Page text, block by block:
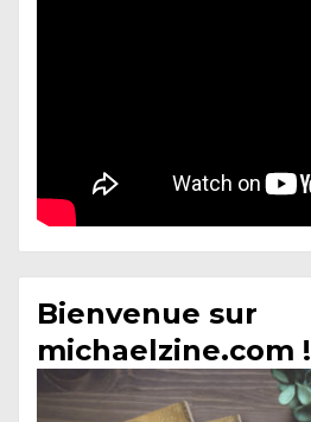
Bienvenue sur
michaelzine.com !